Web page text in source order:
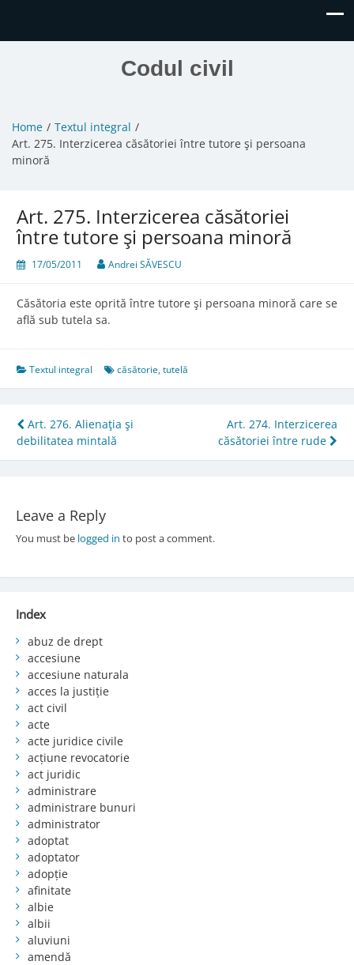
Codul civil
Home
Textul integral
Art. 275. Interzicerea căsătoriei între tutore şi persoana
minoră
Art. 275. Interzicerea căsătoriei
între tutore şi persoana minoră
17/05/2011 Andrei SĂVESCU
Căsătoria este oprită între tutore şi persoana minoră care se
află sub tutela sa.
Textul integral căsătorie,tutelă
Post
navigation
Art. 276. Alienaţia şi
debilitatea mintală
Art. 274. Interzicerea
căsătoriei între rude
Leave a Reply
You must be logged in to post a comment.
Index
abuz de drept
accesiune
accesiune naturala
acces la justiție
act civil
acte
acte juridice civile
acțiune revocatorie
act juridic
administrare
administrare bunuri
administrator
adoptat
adoptator
adopție
afinitate
albie
albii
aluviuni
amendă